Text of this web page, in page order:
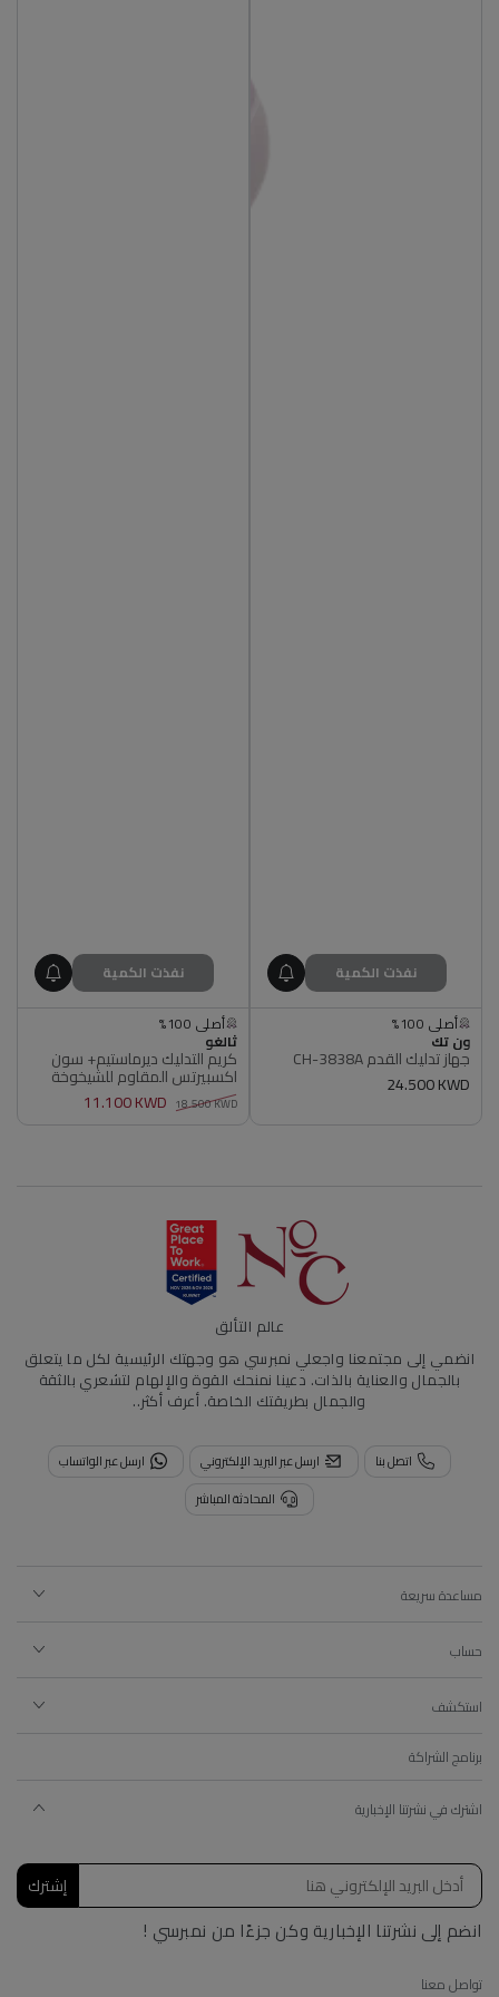
أصلي 100%
غير متاح
أصلي 100%
البائع
ون تك
جهاز تدليك القدم CH-3838A
سعر
24.500 KWD
نفذت الكمية
أصلي 100%
غير متاح
أصلي 100%
البائع
ثالغو
كريم التدليك ديرماستيم+ سون
اكسبيرتس المقاوم للشيخوخة
18.500 KWD
11.100 KWD
نفذت الكمية
عالم التألق
انضمي إلى مجتمعنا واجعلي نمبرسي هو وجهتك الرئيسية لكل ما يتعلق
بالجمال والعناية بالذات. دعينا نمنحك القوة والإلهام لتشعري بالثقة
والجمال بطريقتك الخاصة. أعرف أكثر..
اتصل بنا ارسل عبر البريد الإلكتروني
ارسل عبر الواتساب
المحادثة المباشر
مساعدة سريعة
حساب
استكشف
برنامج الشراكة
اشترك في نشرتنا الإخبارية
إشترك
انضم إلى نشرتنا الإخبارية وكن جزءًا من نمبرسي !
تواصل معنا